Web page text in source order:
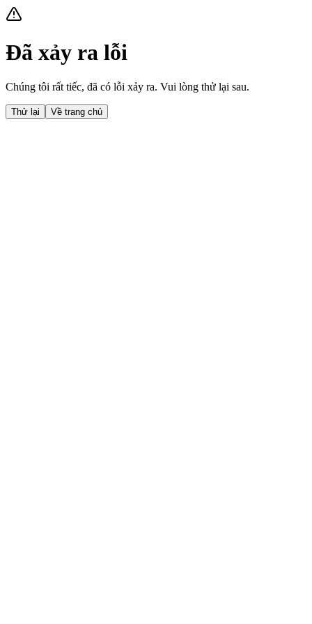
Đã xảy ra lỗi
Chúng tôi rất tiếc, đã có lỗi xảy ra. Vui lòng thử lại sau.
Thử lại Về trang chủ